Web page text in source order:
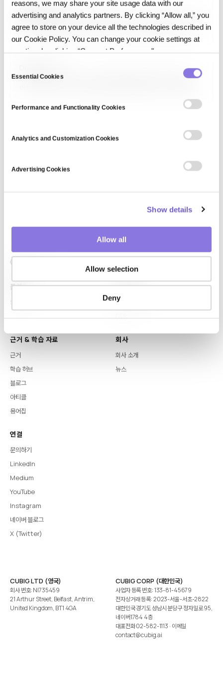
reasons, we may share your site usage data with our
advertising and analytics partners. By clicking “Allow all,” you
agree to store on your device all the technologies described in
our Cookie Policy. You can change your cookie settings at
any time by clicking “Consent Preferences."
Essential Cookies
Performance and Functionality Cookies
Analytics and Customization Cookies
Advertising Cookies
Show details
Allow all
Allow selection
Deny
Generative art
생성 예술(Generative Art)은 알고리즘·코드·자율 시스템이 창작 과정에
직접 참여해 만들어내는 예술 작품을 의미합니다. 초기에는 프로세싱·
크리에이티브 코딩 기반이었으나, 최근에는 GAN·확산 모델 같은 생성형
AI로 확장되어 Midjourney·DALL-E·Stable Diffusion으로 누구나 시각
DeepDream은 Google이 2015년 공개한 컴퓨터 비전 프로그램으로,
변형해 환각적인 시각 패턴을 생성합니다. 신경망이 무엇을 '보고' 있는지
시각화하는 연구 도구로 출발했으나, 독특한 예술적 스타일 때문에 생성
플랫폼 핵심 역량
LLM Capsule
근거 & 학습 자료
근거
학습 허브
블로그
아티클
용어집
회사
회사 소개
뉴스
연결
문의하기
LinkedIn
Medium
YouTube
Instagram
네이버 블로그
X (Twitter)
CUBIG LTD (영국)
회사 번호: NI735459
21 Arthur Street, Belfast, Antrim,
United Kingdom, BT1 4GA
CUBIG CORP (대한민국)
사업자 등록 번호: 133-81-45679
전자상거래 등록: 2023-서울-서초-2822
대한민국 경기도 성남시 분당구 정자일로 95,
네이버1784 4층
대표전화02-582-1113 · 이메일
contact@cubig.ai